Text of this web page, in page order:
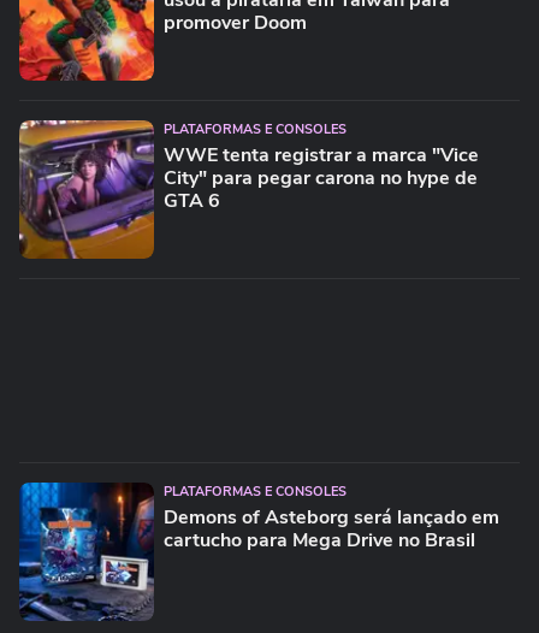
promover Doom
PLATAFORMAS E CONSOLES
WWE tenta registrar a marca "Vice
City" para pegar carona no hype de
GTA 6
PLATAFORMAS E CONSOLES
Demons of Asteborg será lançado em
cartucho para Mega Drive no Brasil